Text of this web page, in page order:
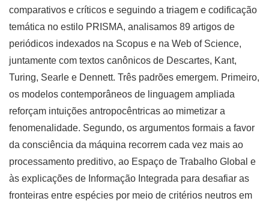
comparativos e críticos e seguindo a triagem e codificação
temática no estilo PRISMA, analisamos 89 artigos de
periódicos indexados na Scopus e na Web of Science,
juntamente com textos canônicos de Descartes, Kant,
Turing, Searle e Dennett. Três padrões emergem. Primeiro,
os modelos contemporâneos de linguagem ampliada
reforçam intuições antropocêntricas ao mimetizar a
fenomenalidade. Segundo, os argumentos formais a favor
da consciência da máquina recorrem cada vez mais ao
processamento preditivo, ao Espaço de Trabalho Global e
às explicações de Informação Integrada para desafiar as
fronteiras entre espécies por meio de critérios neutros em